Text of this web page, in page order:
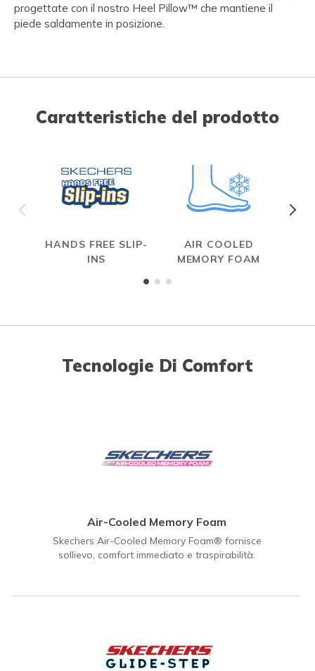
progettate con il nostro Heel Pillow™ che mantiene il
piede saldamente in posizione.
Caratteristiche del prodotto
HANDS FREE SLIP-
INS
AIR COOLED
MEMORY FOAM
Tecnologie Di Comfort
Air-Cooled Memory Foam
Skechers Air-Cooled Memory Foam® fornisce
sollievo, comfort immediato e traspirabilità.